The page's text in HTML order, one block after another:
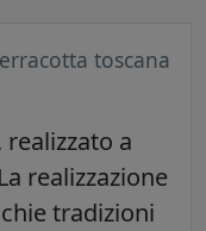
toscana
a
realizzazione
tradizioni